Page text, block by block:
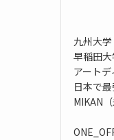
九州大
早稲田
アート
日本で
MIKAN